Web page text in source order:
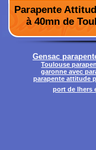
Parapente
à 40mn de
Gensac
Toulouse
garonne avec
parapente attitude
port de lhers